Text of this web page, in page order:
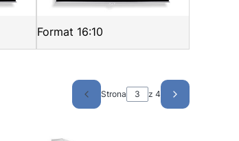
Format 16:10
Poprzednie produkty
Strona z 4 Następne